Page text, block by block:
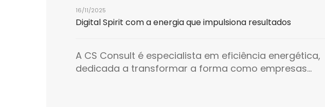
16/11/2025
Digital Spirit com a energia que impulsiona resultados
A CS Consult é especialista em eficiência energética,
dedicada a transformar a forma como empresas...